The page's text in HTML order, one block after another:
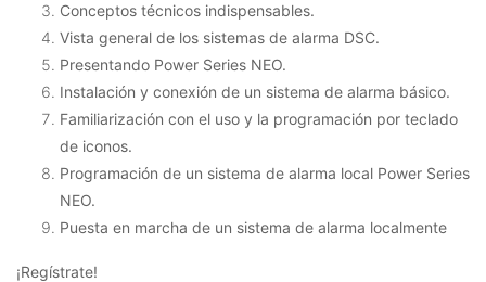
Conceptos técnicos indispensables.
Vista general de los sistemas de alarma DSC.
Presentando Power Series NEO.
Instalación y conexión de un sistema de alarma básico.
Familiarización con el uso y la programación por teclado
de iconos.
Programación de un sistema de alarma local Power Series
NEO.
Puesta en marcha de un sistema de alarma localmente
¡Regístrate!